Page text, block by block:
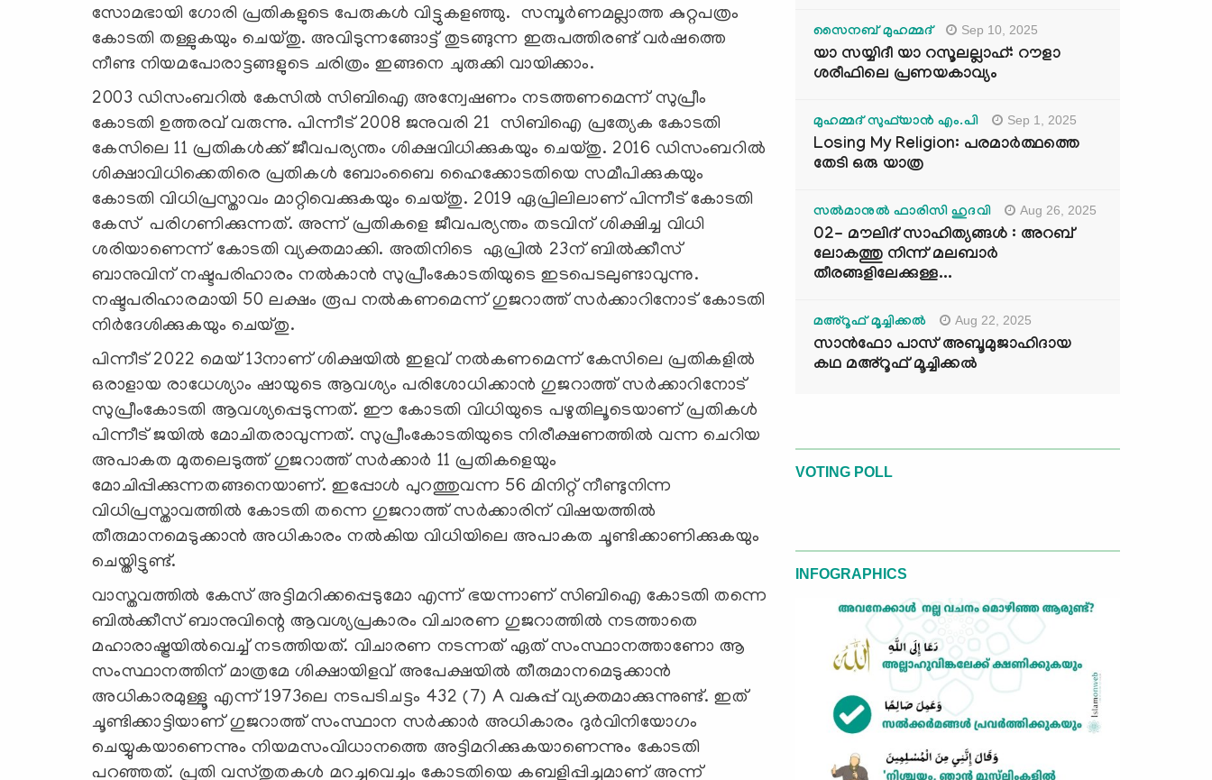
സോമഭായി ഗോരി പ്രതികളുടെ പേരുകൾ വിട്ടുകളഞ്ഞു. സമ്പൂർണമല്ലാത്ത കുറ്റപത്രം
കോടതി തള്ളുകയും ചെയ്തു. അവിടുന്നങ്ങോട്ട് തുടങ്ങുന്ന ഇരുപത്തിരണ്ട് വർഷത്തെ
നീണ്ട നിയമപോരാട്ടങ്ങളുടെ ചരിത്രം ഇങ്ങനെ ചുരുക്കി വായിക്കാം.
2003 ഡിസംബറിൽ കേസിൽ സിബിഐ അന്വേഷണം നടത്തണമെന്ന് സുപ്രീം
കോടതി ഉത്തരവ് വരുന്നു. പിന്നീട് 2008 ജനുവരി 21 സിബിഐ പ്രത്യേക കോടതി
കേസിലെ 11 പ്രതികൾക്ക് ജീവപര്യന്തം ശിക്ഷവിധിക്കുകയും ചെയ്തു. 2016 ഡിസംബറിൽ
ശിക്ഷാവിധിക്കെതിരെ പ്രതികൾ ബോംബൈ ഹൈക്കോടതിയെ സമീപിക്കുകയും
കോടതി വിധിപ്രസ്താവം മാറ്റിവെക്കുകയും ചെയ്തു. 2019 ഏപ്രിലിലാണ് പിന്നീട് കോടതി
കേസ് പരിഗണിക്കുന്നത്. അന്ന് പ്രതികളെ ജീവപര്യന്തം തടവിന് ശിക്ഷിച്ച വിധി
ശരിയാണെന്ന് കോടതി വ്യക്തമാക്കി. അതിനിടെ ഏപ്രിൽ 23ന് ബിൽക്കീസ്
ബാനുവിന് നഷ്ടപരിഹാരം നൽകാൻ സുപ്രീംകോടതിയുടെ ഇടപെടലുണ്ടാവുന്നു.
നഷ്ടപരിഹാരമായി 50 ലക്ഷം രൂപ നൽകണമെന്ന് ഗുജറാത്ത് സർക്കാറിനോട് കോടതി
നിർദേശിക്കുകയും ചെയ്തു.
പിന്നീട് 2022 മെയ് 13നാണ് ശിക്ഷയിൽ ഇളവ് നൽകണമെന്ന് കേസിലെ പ്രതികളിൽ
ഒരാളായ രാധേശ്യാം ഷായുടെ ആവശ്യം പരിശോധിക്കാൻ ഗുജറാത്ത് സർക്കാറിനോട്
സുപ്രീംകോടതി ആവശ്യപ്പെടുന്നത്. ഈ കോടതി വിധിയുടെ പഴുതിലൂടെയാണ് പ്രതികൾ
പിന്നീട് ജയിൽ മോചിതരാവുന്നത്. സുപ്രീംകോടതിയുടെ നിരീക്ഷണത്തിൽ വന്ന ചെറിയ
അപാകത മുതലെടുത്ത് ഗുജറാത്ത് സർക്കാർ 11 പ്രതികളെയും
മോചിപ്പിക്കുന്നതങ്ങനെയാണ്. ഇപ്പോൾ പുറത്തുവന്ന 56 മിനിറ്റ് നീണ്ടുനിന്ന
വിധിപ്രസ്താവത്തിൽ കോടതി തന്നെ ഗുജറാത്ത് സർക്കാരിന് വിഷയത്തിൽ
തീരുമാനമെടുക്കാൻ അധികാരം നൽകിയ വിധിയിലെ അപാകത ചൂണ്ടിക്കാണിക്കുകയും
ചെയ്തിട്ടുണ്ട്.
വാസ്തവത്തിൽ കേസ് അട്ടിമറിക്കപ്പെടുമോ എന്ന് ഭയന്നാണ് സിബിഐ കോടതി തന്നെ
ബിൽക്കീസ് ബാനുവിന്റെ ആവശ്യപ്രകാരം വിചാരണ ഗുജറാത്തിൽ നടത്താതെ
മഹാരാഷ്ട്രയിൽവെച്ച് നടത്തിയത്. വിചാരണ നടന്നത് ഏത് സംസ്ഥാനത്താണോ ആ
സംസ്ഥാനത്തിന് മാത്രമേ ശിക്ഷായിളവ് അപേക്ഷയിൽ തീരുമാനമെടുക്കാൻ
അധികാരമുള്ളൂ എന്ന് 1973ലെ നടപടിചട്ടം 432 (7) A വകുപ്പ് വ്യക്തമാക്കുന്നുണ്ട്. ഇത്
ചൂണ്ടിക്കാട്ടിയാണ് ഗുജറാത്ത് സംസ്ഥാന സർക്കാർ അധികാരം ദുർവിനിയോഗം
ചെയ്യുകയാണെന്നും നിയമസംവിധാനത്തെ അട്ടിമറിക്കുകയാണെന്നും കോടതി
പറഞ്ഞത്. പ്രതി വസ്തുതകൾ മറച്ചുവെച്ചും കോടതിയെ കബളിപ്പിച്ചുമാണ് അന്ന്
സൈനബ് മുഹമ്മദ് Sep 10, 2025
യാ സയ്യിദീ യാ റസൂലല്ലാഹ്: റൗളാ
ശരീഫിലെ പ്രണയകാവ്യം
മുഹമ്മദ് സുഫ്‌യാൻ എം.പി Sep 1, 2025
Losing My Religion: പരമാർത്ഥത്തെ
തേടി ഒരു യാത്ര
സൽമാനുൽ ഫാരിസി ഹുദവി Aug 26, 2025
02- മൗലിദ് സാഹിത്യങ്ങൾ : അറബ്
ലോകത്തു നിന്ന് മലബാർ
തീരങ്ങളിലേക്കുള്ള...
മഅ്റൂഫ് മൂച്ചിക്കല്‍ Aug 22, 2025
സാൻഫോ പാസ് അബൂമുജാഹിദായ
കഥ മഅ്റൂഫ് മൂച്ചിക്കല്‍
VOTING POLL
INFOGRAPHICS